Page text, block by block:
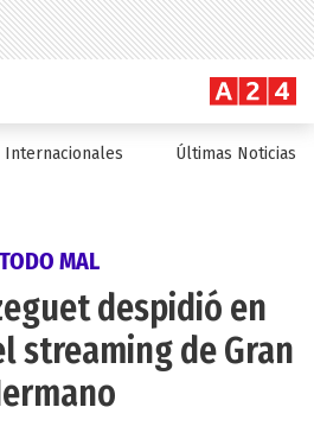
Internacionales Últimas Noticias
TODO MAL
despidió en
streaming de Gran